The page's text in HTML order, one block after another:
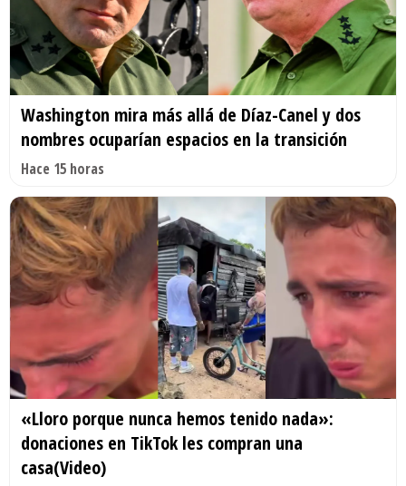
Washington mira más allá de Díaz-Canel y dos
nombres ocuparían espacios en la transición
Hace 15 horas
«Lloro porque nunca hemos tenido nada»:
donaciones en TikTok les compran una
casa(Video)